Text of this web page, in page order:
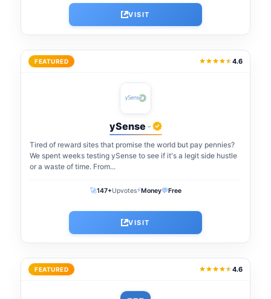
VISIT
FEATURED 4.6
ySense -
Tired of reward sites that promise the world but pay pennies?
We spent weeks testing ySense to see if it's a legit side hustle
or a waste of time. From...
🚀147+Upvotes⚡Money💬Free
VISIT
FEATURED 4.6